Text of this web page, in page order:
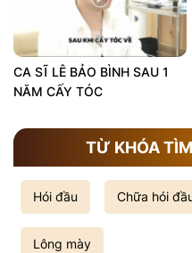
CA SĨ LÊ BẢO BÌNH SAU 1
NĂM CẤY TÓC
TỪ KHÓA
Hói đầu Chữa hói
Lông mày